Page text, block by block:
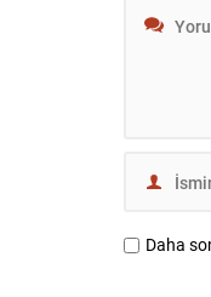
sayısının...
Daha